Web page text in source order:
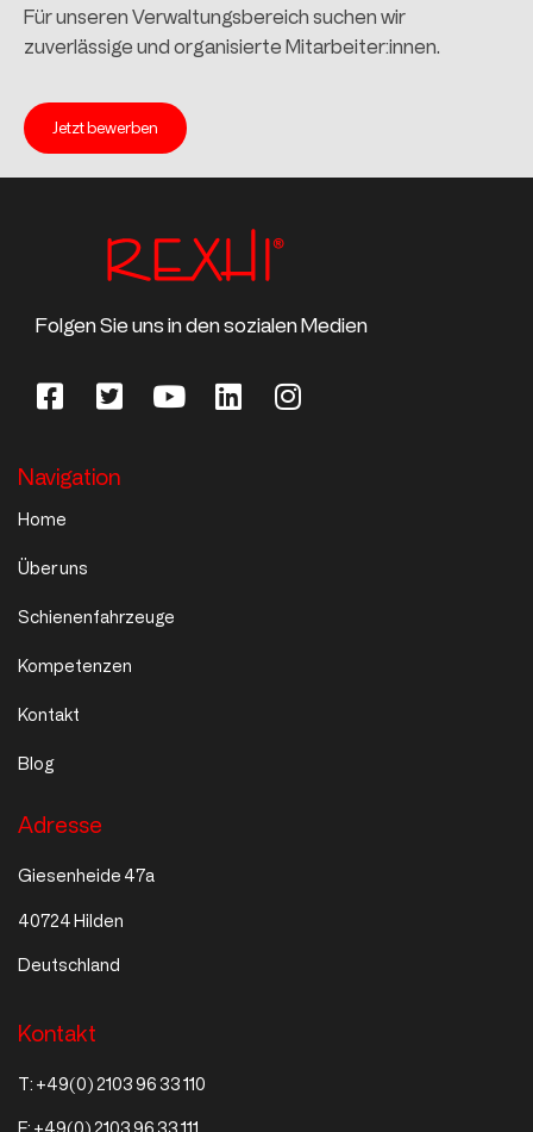
Für unseren Verwaltungsbereich suchen wir
zuverlässige und organisierte Mitarbeiter:innen.
Jetzt bewerben
Folgen Sie uns in den sozialen Medien
Navigation
Home
Über uns
Schienenfahrzeuge
Kompetenzen
Kontakt
Blog
Adresse
Giesenheide 47a
40724 Hilden
Deutschland
Kontakt
T: +49(0) 2103 96 33 110